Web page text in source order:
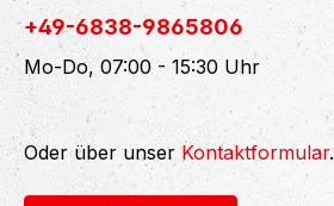
+49-6838-9865806
Mo-Do, 07:00 - 15:30 Uhr
Oder über unserKontaktformular.